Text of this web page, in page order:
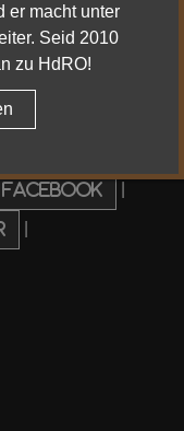
Facebook
er macht unter
Seid 2010
zu HdRO!